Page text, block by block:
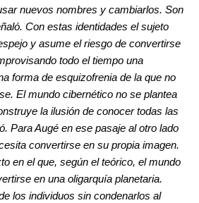
nuevos nombres y cambiarlos. Son
Con estas identidades el sujeto
y asume el riesgo de convertirse
todo el tiempo una
forma de esquizofrenia de la que no
El mundo cibernético no se plantea
la ilusión de conocer todas las
Para Augé en ese pasaje al otro lado
convertirse en su propia imagen.
en el que, según el teórico, el mundo
en una oligarquía planetaria.
los individuos sin condenarlos al